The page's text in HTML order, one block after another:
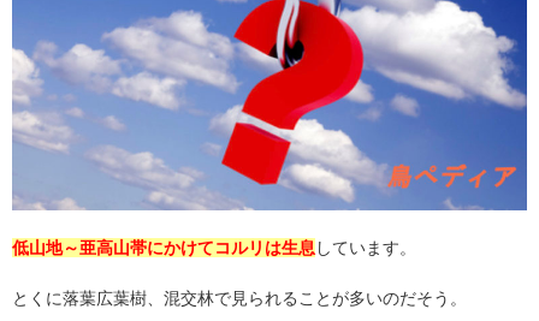
低山地～亜高山帯にかけてコルリは生息しています。
とくに落葉広葉樹、混交林で見られることが多いのだそう。